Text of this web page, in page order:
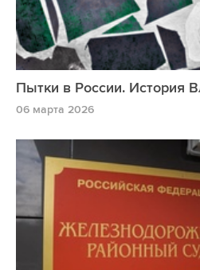
Пытки в России. История
06 марта 2026